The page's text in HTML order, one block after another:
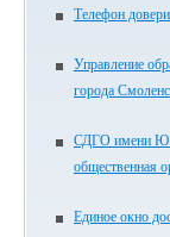
Телефон
Управление
города
СДГО имени
общественная
Единое окно